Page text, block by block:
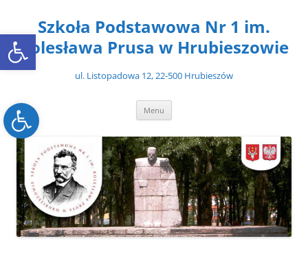
Open toolbar
Open toolbar
treściSzkoła Podstawowa Nr 1 im.
Bolesława Prusa w Hrubieszowie
ul. Listopadowa 12, 22-500 Hrubieszów
Menu